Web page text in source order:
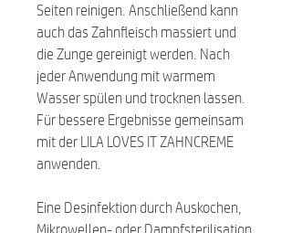
Seiten reinigen. Anschließend kann
auch das Zahnfleisch massiert und
die Zunge gereinigt werden. Nach
jeder Anwendung mit warmem
Wasser spülen und trocknen lassen.
Für bessere Ergebnisse gemeinsam
mit der LILA LOVES IT ZAHNCREME
anwenden.
Eine Desinfektion durch Auskochen,
Mikrowellen- oder Dampfsterilisation